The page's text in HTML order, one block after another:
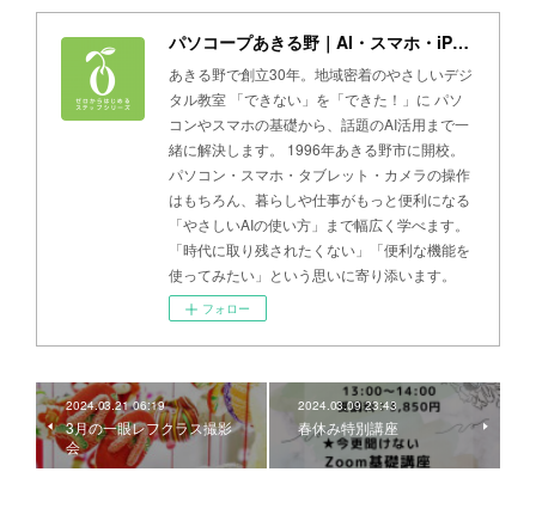
パソコープあきる野｜AI・スマホ・iPad・パソコン教室
あきる野で創立30年。地域密着のやさしいデジ
タル教室 「できない」を「できた！」に パソ
コンやスマホの基礎から、話題のAI活用まで一
緒に解決します。 1996年あきる野市に開校。
パソコン・スマホ・タブレット・カメラの操作
はもちろん、暮らしや仕事がもっと便利になる
「やさしいAIの使い方」まで幅広く学べます。
「時代に取り残されたくない」「便利な機能を
使ってみたい」という思いに寄り添います。
フォロー
2024.03.21 06:19
3月の一眼レフクラス撮影
会
2024.03.09 23:43
春休み特別講座